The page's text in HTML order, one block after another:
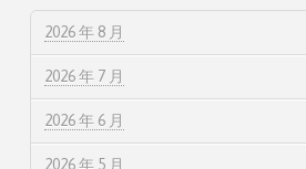
2026 年 8 月
2026 年 7 月
2026 年 6 月
2026 年 5 月